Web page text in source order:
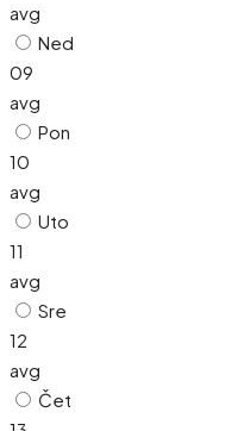
avg
Ned
09
avg
Pon
10
avg
Uto
11
avg
Sre
12
avg
Čet